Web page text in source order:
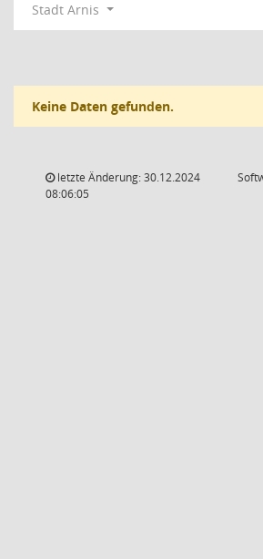
Stadt Arnis
Keine Daten gefunden.
letzte Änderung: 30.12.2024
08:06:05